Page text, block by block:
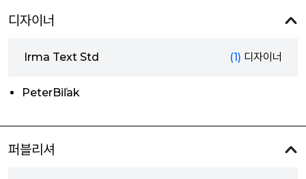
디자이너
Irma Text Std (1) 디자이너
PeterBiľak
퍼블리셔